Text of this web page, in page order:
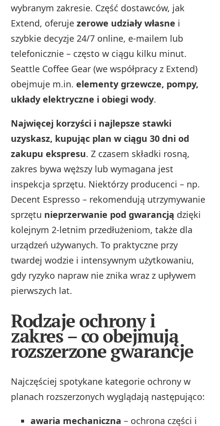
wybranym zakresie. Część dostawców, jak
Extend, oferujezerowe udziały własne i
szybkie decyzje 24/7 online, e‑mailem lub
telefonicznie – często w ciągu kilku minut.
Seattle Coffee Gear (we współpracy z Extend)
obejmuje m.in.elementy grzewcze, pompy,
układy elektryczne i obiegi wody.
Najwięcej korzyści i najlepsze stawki
uzyskasz, kupując plan w ciągu 30 dni od
zakupu ekspresu. Z czasem składki rosną,
zakres bywa węższy lub wymagana jest
inspekcja sprzętu. Niektórzy producenci – np.
Decent Espresso – rekomendują utrzymywanie
sprzętu nieprzerwanie pod gwarancją dzięki
kolejnym 2‑letnim przedłużeniom, także dla
urządzeń używanych. To praktyczne przy
twardej wodzie i intensywnym użytkowaniu,
gdy ryzyko napraw nie znika wraz z upływem
pierwszych lat.
Rodzaje ochrony i
zakres – co obejmują
rozszerzone gwarancje
Najczęściej spotykane kategorie ochrony w
planach rozszerzonych wyglądają następująco:
awaria mechaniczna – ochrona części i